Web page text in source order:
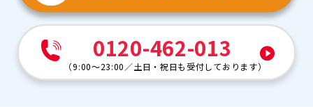
0120-462-013
（9:00～23:00 ／土日・祝日も受付しております）